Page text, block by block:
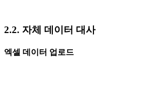
2.2. 자체 데이터 대사
엑셀 데이터 업로드